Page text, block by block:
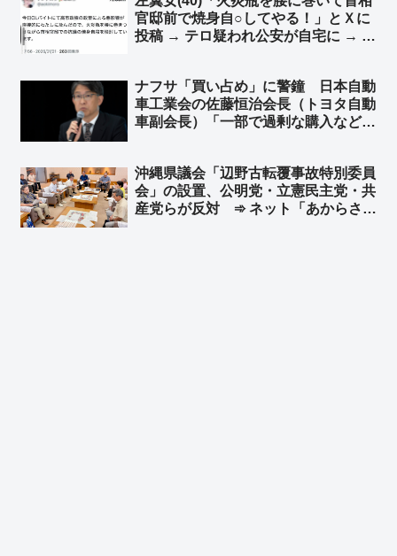
アの報道しない自由大活躍ｗｗ」
官邸前で焼身自○してやる！」とＸに
投稿 → テロ疑われ公安が自宅に → 左
害者面って、まんま左翼仕草だな」
ナフサ「買い占め」に警鐘 日本自動
車工業会の佐藤恒治会長（トヨタ自動
車副会長）「一部で過剰な購入などが
「TBS・テレ朝『アーアーアー 聞こ
えないーーー』」
沖縄県議会「辺野古転覆事故特別委員
会」の設置、公明党・立憲民主党・共
産党らが反対 ➾ ネット「あからさま